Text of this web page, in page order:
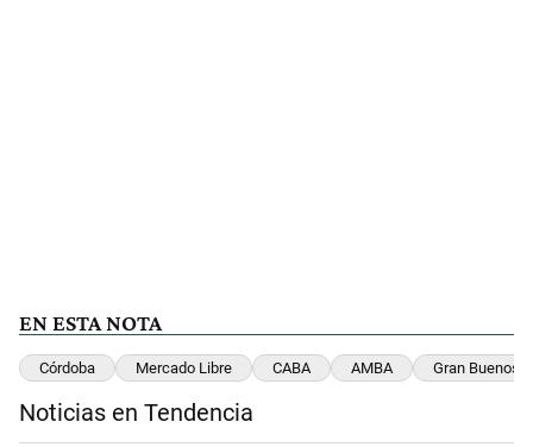
EN ESTA NOTA
Córdoba Mercado Libre CABA AMBA Gran Buenos
Noticias en Tendencia